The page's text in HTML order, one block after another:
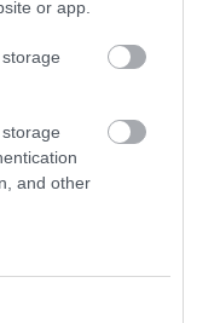
or app.
and other